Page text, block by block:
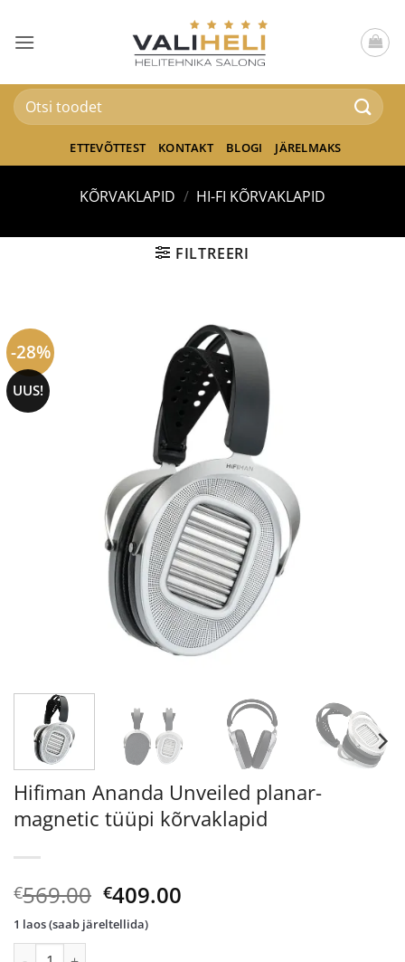
content
Otsi:
ETTEVÕTTEST KONTAKT BLOGI JÄRELMAKS
KÕRVAKLAPID / HI-FI KÕRVAKLAPID
FILTREERI
-28%
UUS!
Hifiman Ananda Unveiled planar-
magnetic tüüpi kõrvaklapid
€569.00 Algne
hind
oli:
€409.00
1 laos (saab järeltellida)
Hifiman Ananda Unveiled planar-magnetic tüüpi kõrvaklapid